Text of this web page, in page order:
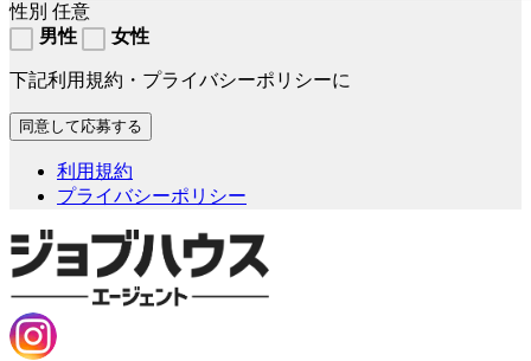
性別 任意
男性
女性
下記利用規約・プライバシーポリシーに
利用規約
プライバシーポリシー